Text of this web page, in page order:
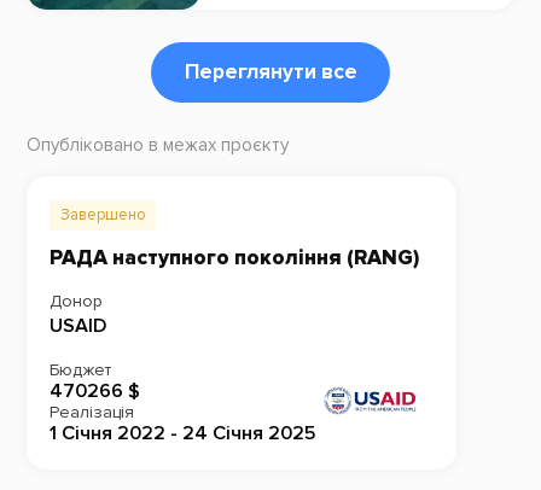
Переглянути все
Опубліковано в межах проєкту
Завершено
РАДА наступного покоління (RANG)
Донор
USAID
Бюджет
470266 $
Реалізація
1 Січня 2022 - 24 Січня 2025